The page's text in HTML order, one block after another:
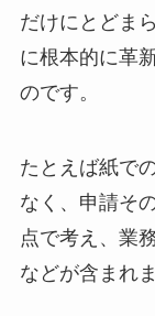
だけにとどま
に根本的に革
のです。
たとえば紙で
なく、申請そ
点で考え、業
などが含まれま